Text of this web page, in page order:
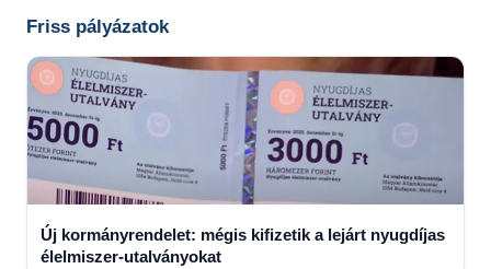
Friss pályázatok
Új kormányrendelet: mégis kifizetik a lejárt nyugdíjas
élelmiszer-utalványokat